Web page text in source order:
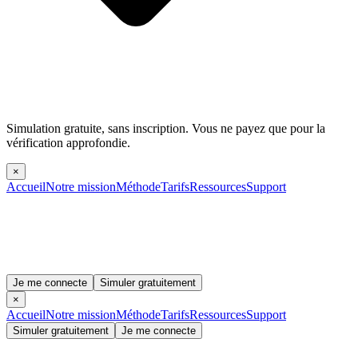
Simulation gratuite, sans inscription. Vous ne payez que pour la
vérification approfondie.
×
AccueilNotre missionMéthodeTarifsRessourcesSupport
Je me connecte
Simuler gratuitement
×
AccueilNotre missionMéthodeTarifsRessourcesSupport
Simuler gratuitement Je me connecte